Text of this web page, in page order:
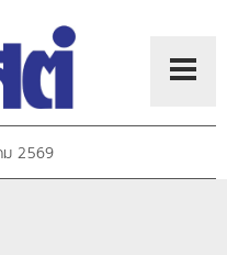
ม 2569